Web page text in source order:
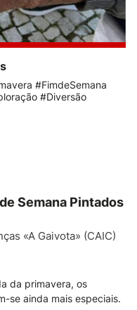
#FimdeSemana
#Diversão
Semana Pintados
«A Gaivota» (CAIC)
da primavera, os
se ainda mais especiais.